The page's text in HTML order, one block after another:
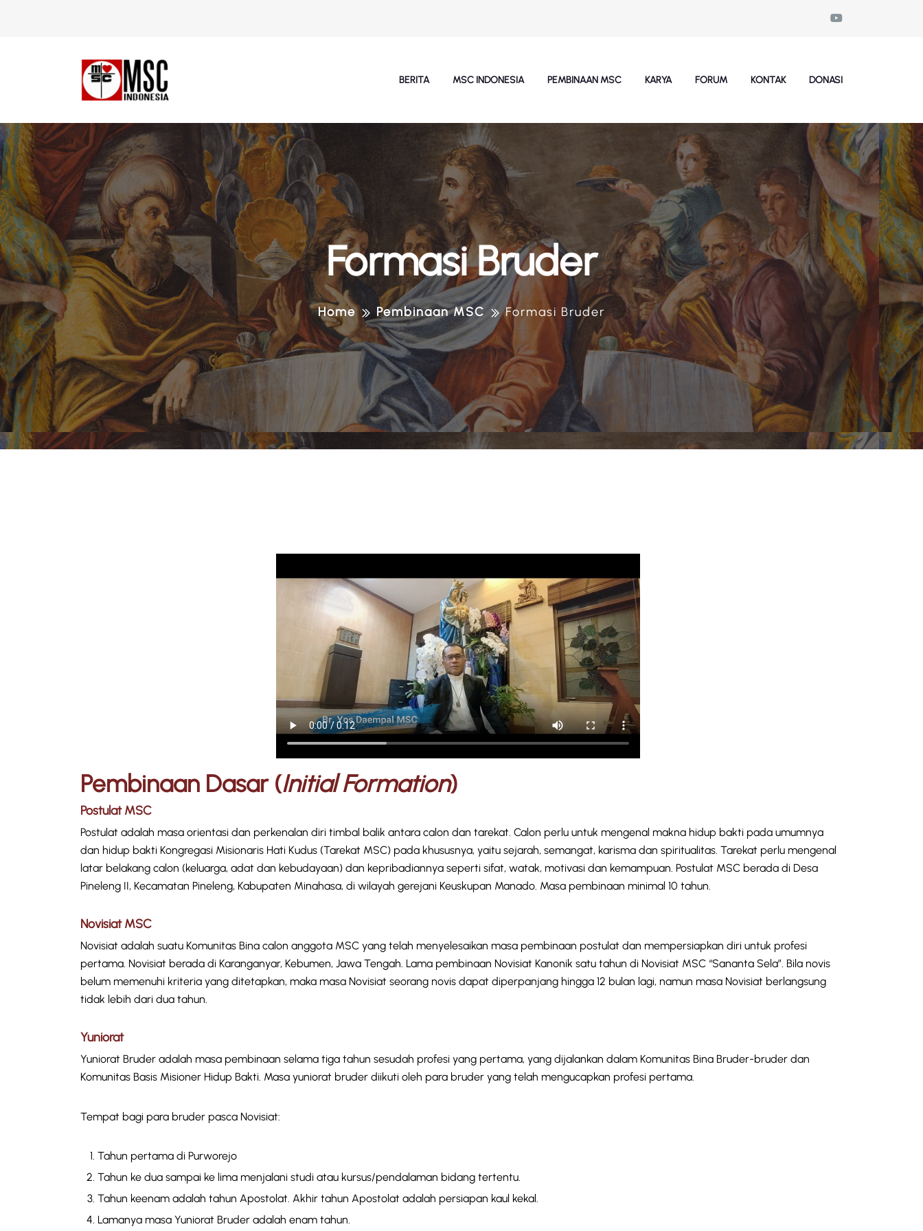
BERITA MSC INDONESIA PEMBINAAN MSC KARYA FORUM KONTAK DONASI
Formasi Bruder
Home Pembinaan MSC Formasi Bruder
Pembinaan Dasar (Initial Formation)
Postulat MSC
Postulat adalah masa orientasi dan perkenalan diri timbal balik antara calon dan tarekat. Calon perlu untuk mengenal makna hidup bakti pada umumnya
dan hidup bakti Kongregasi Misionaris Hati Kudus (Tarekat MSC) pada khususnya, yaitu sejarah, semangat, karisma dan spiritualitas. Tarekat perlu mengenal
latar belakang calon (keluarga, adat dan kebudayaan) dan kepribadiannya seperti sifat, watak, motivasi dan kemampuan. Postulat MSC berada di Desa
Pineleng II, Kecamatan Pineleng, Kabupaten Minahasa, di wilayah gerejani Keuskupan Manado. Masa pembinaan minimal 10 tahun.
Novisiat MSC
Novisiat adalah suatu Komunitas Bina calon anggota MSC yang telah menyelesaikan masa pembinaan postulat dan mempersiapkan diri untuk profesi
pertama. Novisiat berada di Karanganyar, Kebumen, Jawa Tengah. Lama pembinaan Novisiat Kanonik satu tahun di Novisiat MSC “Sananta Sela”. Bila novis
belum memenuhi kriteria yang ditetapkan, maka masa Novisiat seorang novis dapat diperpanjang hingga 12 bulan lagi, namun masa Novisiat berlangsung
tidak lebih dari dua tahun.
Yuniorat
Yuniorat Bruder adalah masa pembinaan selama tiga tahun sesudah profesi yang pertama, yang dijalankan dalam Komunitas Bina Bruder-bruder dan
Komunitas Basis Misioner Hidup Bakti. Masa yuniorat bruder diikuti oleh para bruder yang telah mengucapkan profesi pertama.
Tempat bagi para bruder pasca Novisiat:
Tahun pertama di Purworejo
Tahun ke dua sampai ke lima menjalani studi atau kursus/pendalaman bidang tertentu.
Tahun keenam adalah tahun Apostolat. Akhir tahun Apostolat adalah persiapan kaul kekal.
Lamanya masa Yuniorat Bruder adalah enam tahun.